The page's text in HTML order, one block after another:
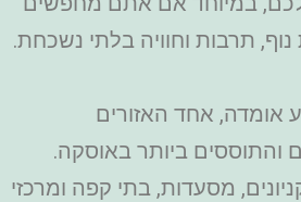
תרבות וחוויה בלתי נשכחת.
אומדה, אחד האזורים
והתוססים ביותר באוסקה.
מסעדות, בתי קפה ומרכזי